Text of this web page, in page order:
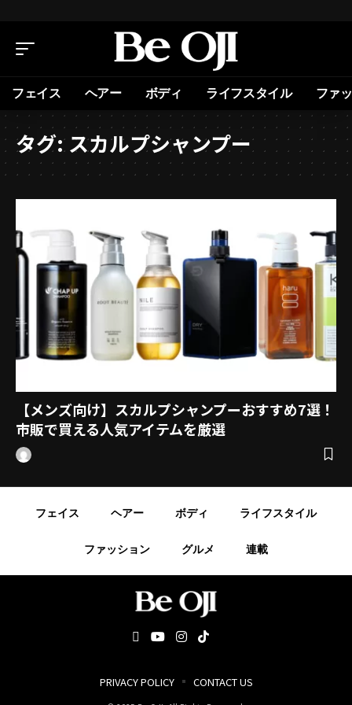
フェイス ヘアー ボディ ライフスタイル ファ
タグ:スカルプシャンプー
【メンズ向け】スカルプシャンプーおすすめ7選！
市販で買える人気アイテムを厳選
フェイス ヘアー ボディ ライフスタイル
ファッション グルメ 連載
PRIVACY POLICY CONTACT US